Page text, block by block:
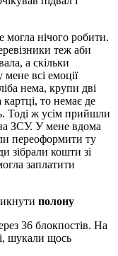
могла нічого робити.
теж аби
а скільки
всі емоції
нема, крупи дві
то немає де
Тоді ж усім прийшли
ЗСУ. У мене вдома
переоформити ту
зібрали кошти зі
заплатити
полону
36 блокпостів. На
шукали щось